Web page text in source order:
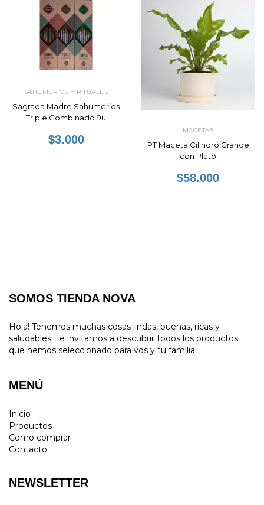
SAHUMERIOS Y RITUALES
Sagrada Madre Sahumerios
Triple Combinado 9u
$3.000
MACETAS
PT Maceta Cilindro Grande
con Plato
$58.000
SOMOS TIENDA NOVA
Hola! Tenemos muchas cosas lindas, buenas, ricas y
saludables. Te invitamos a descubrir todos los productos
que hemos seleccionado para vos y tu familia.
MENÚ
Inicio
Productos
Cómo comprar
Contacto
NEWSLETTER